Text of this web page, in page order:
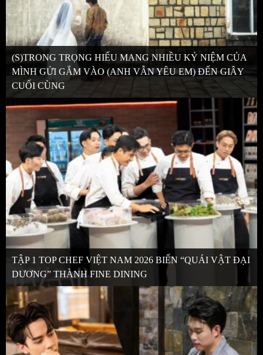
(S)TRONG TRỌNG HIẾU MANG NHIỀU KỶ NIỆM CỦA
MÌNH GỬI GẮM VÀO (ANH VẪN YÊU EM) ĐẾN GIÂY
CUỐI CÙNG
TẬP 1 TOP CHEF VIỆT NAM 2026 BIẾN “QUÁI VẬT ĐẠI
DƯƠNG” THÀNH FINE DINING